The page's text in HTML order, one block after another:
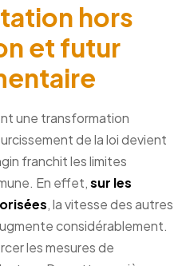
hors
et futur
une transformation
de la loi devient
franchit les limites
En effet,sur les
, la vitesse des autres
considérablement.
les mesures de